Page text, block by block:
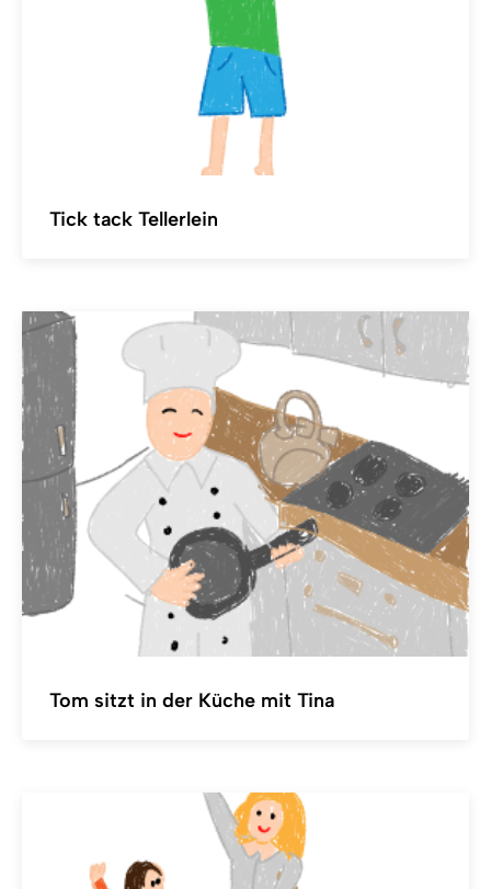
Tick tack Tellerlein
Tom sitzt in der Küche mit Tina